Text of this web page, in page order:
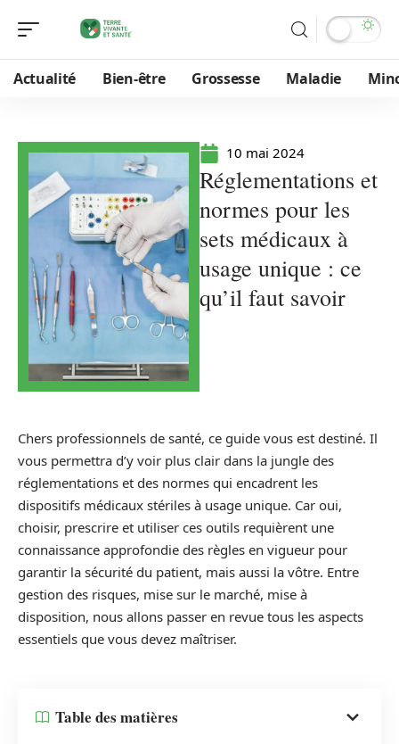
Actualité Bien-être Grossesse Maladie
10 mai 2024
Réglementations et
normes pour les
sets médicaux à
usage unique : ce
qu’il faut savoir
Chers professionnels de santé, ce guide vous est destiné. Il
vous permettra d’y voir plus clair dans la jungle des
réglementations et des normes qui encadrent les
dispositifs médicaux stériles à usage unique. Car oui,
choisir, prescrire et utiliser ces outils requièrent une
connaissance approfondie des règles en vigueur pour
garantir la sécurité du patient, mais aussi la vôtre. Entre
gestion des risques, mise sur le marché, mise à
disposition, nous allons passer en revue tous les aspects
essentiels que vous devez maîtriser.
Table des matières